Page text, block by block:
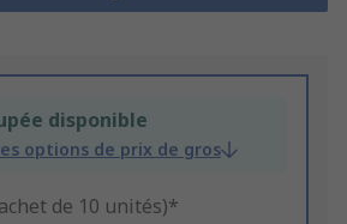
disponible
options de prix de gros
de 10 unités)*